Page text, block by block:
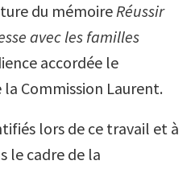
du mémoireRéussir
avec les familles
accordée le
la Commission Laurent.
lors de ce travail et à
le cadre de la